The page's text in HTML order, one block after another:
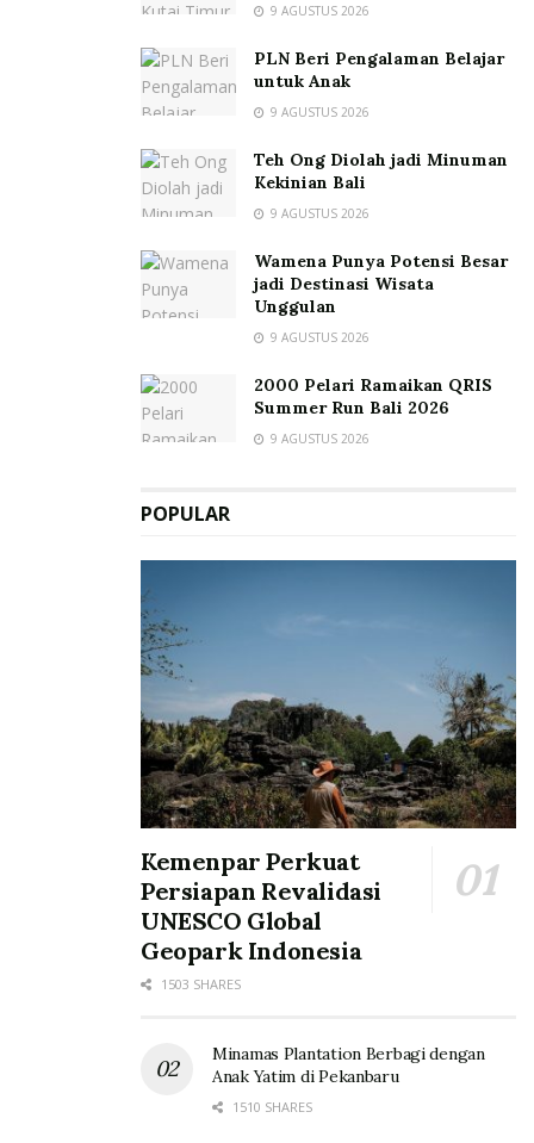
9 AGUSTUS 2026
PLN Beri Pengalaman Belajar
untuk Anak
9 AGUSTUS 2026
Teh Ong Diolah jadi Minuman
Kekinian Bali
9 AGUSTUS 2026
Wamena Punya Potensi Besar
jadi Destinasi Wisata
Unggulan
9 AGUSTUS 2026
2000 Pelari Ramaikan QRIS
Summer Run Bali 2026
9 AGUSTUS 2026
POPULAR
Kemenpar Perkuat
Persiapan Revalidasi
UNESCO Global
Geopark Indonesia
1503 SHARES
Minamas Plantation Berbagi dengan
Anak Yatim di Pekanbaru
1510 SHARES